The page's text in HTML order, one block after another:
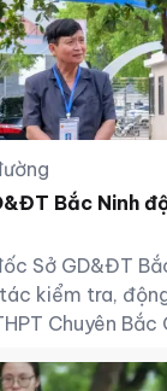
Bắc Ninh
Sở GD&ĐT
kiểm tra,
Chuyên Bắc